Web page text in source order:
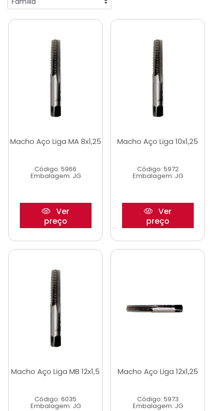
Macho Aço Liga MA 8x1,25
Código: 5966
Embalagem: JG
Ver
preço
Macho Aço Liga 10x1,25
Código: 5972
Embalagem: JG
Ver
preço
Macho Aço Liga MB 12x1,5
Código: 6035
Embalagem: JG
Macho Aço Liga 12x1,25
Código: 5973
Embalagem: JG